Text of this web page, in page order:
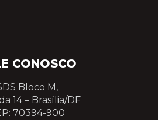
CONOSCO
Bloco M,
14 – Brasília/DF
70394-900